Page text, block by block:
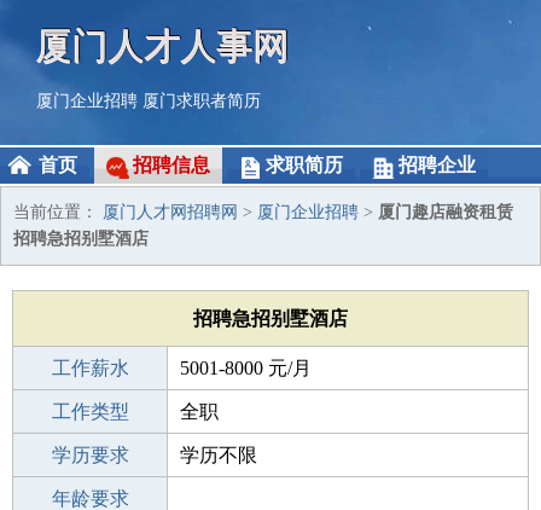
厦门人才人事网
厦门企业招聘 厦门求职者简历
首页 招聘信息 求职简历 招聘企业
当前位置： 厦门人才网招聘网 > 厦门企业招聘 > 厦门趣店融资租赁
招聘急招别墅酒店
招聘急招别墅酒店
工作薪水 5001-8000 元/月
招聘人数 20人
工作类型 全职
性别要求 -
学历要求 学历不限
工作经验
年龄要求